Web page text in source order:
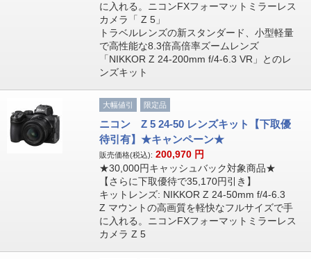
に入れる。ニコンFXフォーマットミラーレス
カメラ「 Z 5」
トラベルレンズの新スタンダード、小型軽量
で高性能な8.3倍高倍率ズームレンズ
「NIKKOR Z 24-200mm f/4-6.3 VR」とのレ
ンズキット
大幅値引 限定品
ニコン Z 5 24-50 レンズキット【下取優
待引有】★キャンペーン★
販売価格(税込): 200,970 円
★30,000円キャッシュバック対象商品★
【さらに下取優待で35,170円引き】
キットレンズ: NIKKOR Z 24-50mm f/4-6.3
Z マウントの高画質を軽快なフルサイズで手
に入れる。ニコンFXフォーマットミラーレス
カメラ Z 5